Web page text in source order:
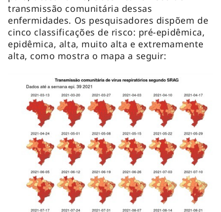
transmissão comunitária dessas
enfermidades. Os pesquisadores dispõem de
cinco classificações de risco: pré-epidêmica,
epidêmica, alta, muito alta e extremamente
alta, como mostra o mapa a seguir: